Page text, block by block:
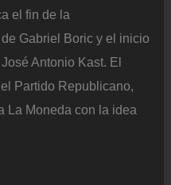
el fin de la
Gabriel Boric y el inicio
Antonio Kast. El
Partido Republicano,
La Moneda con la idea